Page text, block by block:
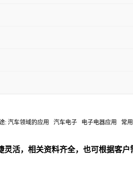
途: 汽车领域的应用 汽车电子 电子电器应用 常用
，相关资料齐全，也可根据客户